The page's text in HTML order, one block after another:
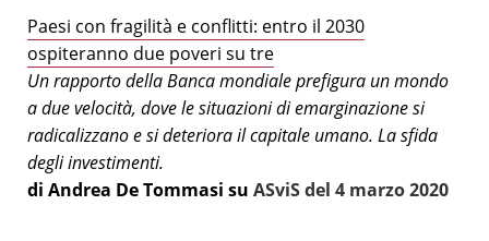
Paesi con fragilità e conflitti: entro il 2030
ospiteranno due poveri su tre
Un rapporto della Banca mondiale prefigura un mondo
a due velocità, dove le situazioni di emarginazione si
radicalizzano e si deteriora il capitale umano. La sfida
degli investimenti.
di Andrea De Tommasi su ASviS del 4 marzo 2020